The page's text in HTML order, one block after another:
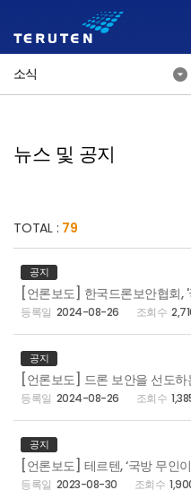
소식
뉴스 및 공지
TOTAL : 79
공지
2024-08-26
공지
[언론보도] 드론 보안을 선도
2024-08-26
공지
2023-08-30